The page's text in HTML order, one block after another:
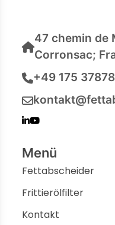
47 chemin de
Corronsac;
+49 175
Menü
Fettabscheider
Frittierölfilter
Kontakt